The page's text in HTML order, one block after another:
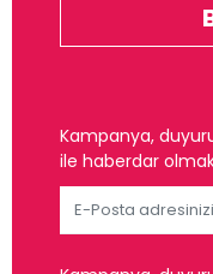
Kampanya,
ile haberdar